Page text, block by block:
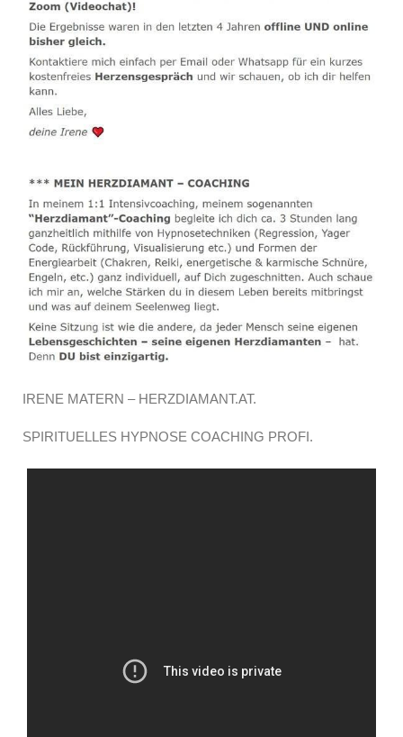
IRENE MATERN – HERZDIAMANT.AT.
SPIRITUELLES HYPNOSE COACHING PROFI.